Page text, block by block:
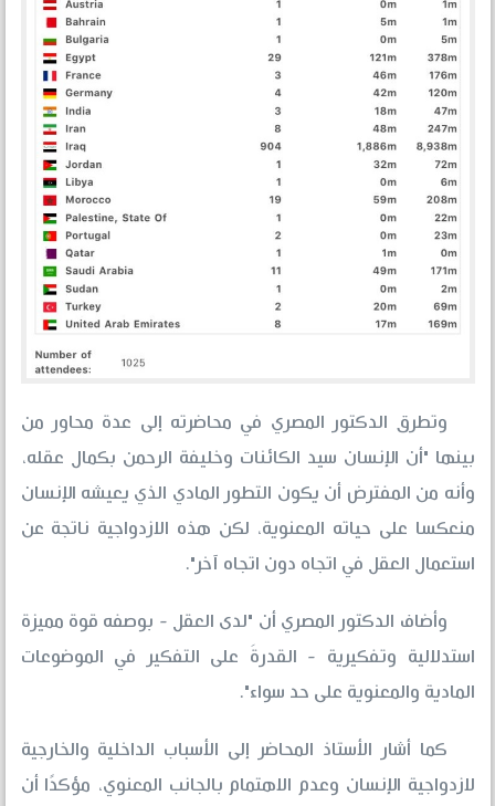
وتطرق الدكتور المصري في محاضرته إلى عدة محاور من
بينها "أن الإنسان سيد الكائنات وخليفة الرحمن بكمال عقله،
وأنه من المفترض أن يكون التطور المادي الذي يعيشه الإنسان
منعكسا على حياته المعنوية، لكن هذه الازدواجية ناتجة عن
استعمال العقل في اتجاه دون اتجاه آخر".
وأضاف الدكتور المصري أن "لدى العقل - بوصفه قوة مميزة
استدلالية وتفكيرية - القدرةَ على التفكير في الموضوعات
المادية والمعنوية على حد سواء".
كما أشار الأستاذ المحاضر إلى الأسباب الداخلية والخارجية
لازدواجية الإنسان وعدم الاهتمام بالجانب المعنوي، مؤكدًا أن